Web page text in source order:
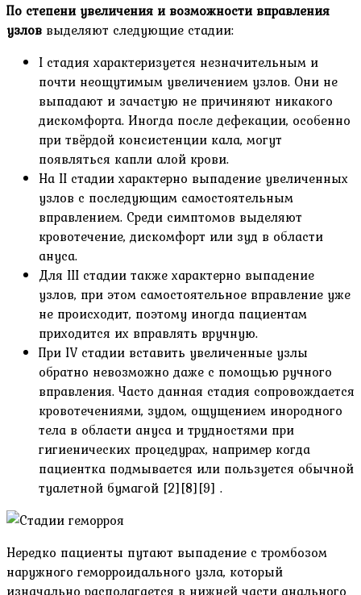
По степени увеличения и возможности вправления
узлов выделяют следующие стадии:
I стадия характеризуется незначительным и
почти неощутимым увеличением узлов. Они не
выпадают и зачастую не причиняют никакого
дискомфорта. Иногда после дефекации, особенно
при твёрдой консистенции кала, могут
появляться капли алой крови.
На II стадии характерно выпадение увеличенных
узлов с последующим самостоятельным
вправлением. Среди симптомов выделяют
кровотечение, дискомфорт или зуд в области
ануса.
Для III стадии также характерно выпадение
узлов, при этом самостоятельное вправление уже
не происходит, поэтому иногда пациентам
приходится их вправлять вручную.
При IV стадии вставить увеличенные узлы
обратно невозможно даже с помощью ручного
вправления. Часто данная стадия сопровождается
кровотечениями, зудом, ощущением инородного
тела в области ануса и трудностями при
гигиенических процедурах, например когда
пациентка подмывается или пользуется обычной
туалетной бумагой [2][8][9] .
Нередко пациенты путают выпадение с тромбозом
наружного геморроидального узла, который